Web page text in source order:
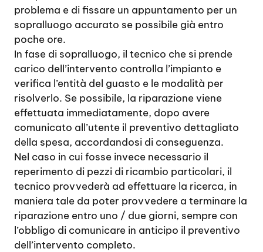
problema e di fissare un appuntamento per un
sopralluogo accurato se possibile già entro
poche ore.
In fase di sopralluogo, il tecnico che si prende
carico dell’intervento controlla l’impianto e
verifica l’entità del guasto e le modalità per
risolverlo. Se possibile, la riparazione viene
effettuata immediatamente, dopo avere
comunicato all’utente il preventivo dettagliato
della spesa, accordandosi di conseguenza.
Nel caso in cui fosse invece necessario il
reperimento di pezzi di ricambio particolari, il
tecnico provvederà ad effettuare la ricerca, in
maniera tale da poter provvedere a terminare la
riparazione entro uno / due giorni, sempre con
l’obbligo di comunicare in anticipo il preventivo
dell’intervento completo.